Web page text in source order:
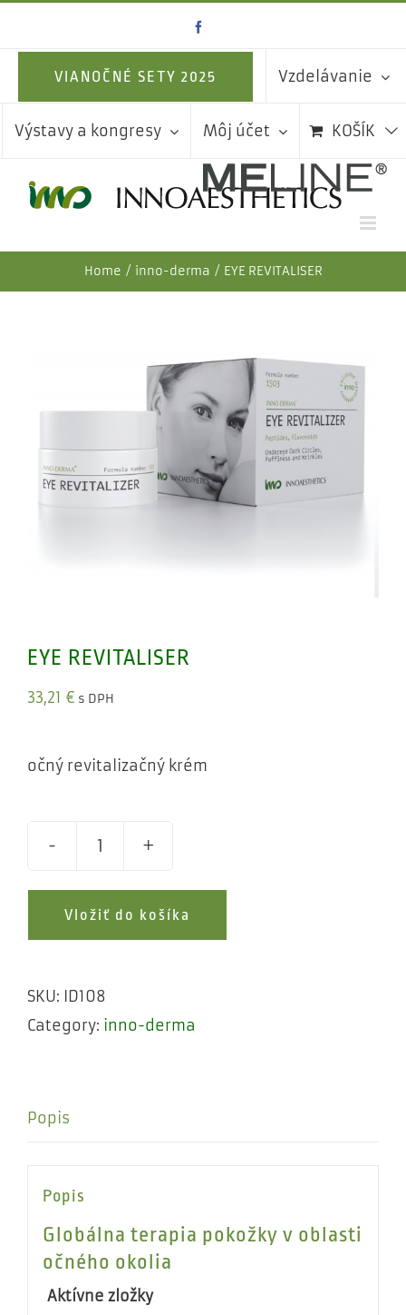
contentVIANOČNÉ SETY 2025 Vzdelávanie
Výstavy a kongresy Môj účet KOŠÍK
Home inno-derma EYE REVITALISER
EYE REVITALISER
33,21 € s DPH
očný revitalizačný krém
REVITALISER
quantity
Vložiť do košíka
SKU: ID108
Category: inno-derma
Popis
Popis
Globálna terapia pokožky v oblasti
očného okolia
Aktívne zložky